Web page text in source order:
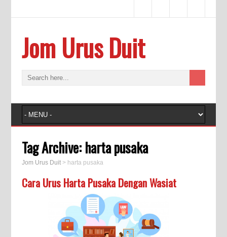
Jom Urus Duit
Tag Archive: harta pusaka
Jom Urus Duit> harta pusaka
Cara Urus Harta Pusaka Dengan Wasiat